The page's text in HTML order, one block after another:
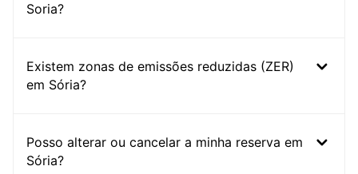
Soria?
Existem zonas de emissões reduzidas (ZER)
em Sória?
Posso alterar ou cancelar a minha reserva em
Sória?